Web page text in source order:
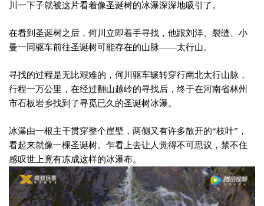
川一下子就被这片看着像圣诞树的冰瀑深深地吸引了。
在看到圣诞树之后，何川立即着手寻找，他跟刘洋、裂缝、小
曼一同驱车前往圣诞树可能存在的山脉——太行山。
寻找的过程是无比艰难的，何川驱车辗转穿行南北太行山脉，
行程一万公里，在经过翻山越岭的寻找后，终于在河南省林州
市石板岩乡找到了寻觅已久的圣诞树冰瀑。
冰瀑由一根主干贯穿整个崖壁，两侧又有许多散开的“枝叶”，
看起来就像一棵圣诞树。乍看上去让人觉得不可思议，禁不住
感叹世上竟有冻成这样的冰瀑布。